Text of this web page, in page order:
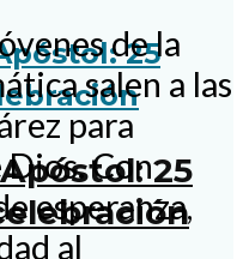
25
de la
salen a las
para
Con
esperanza,
al